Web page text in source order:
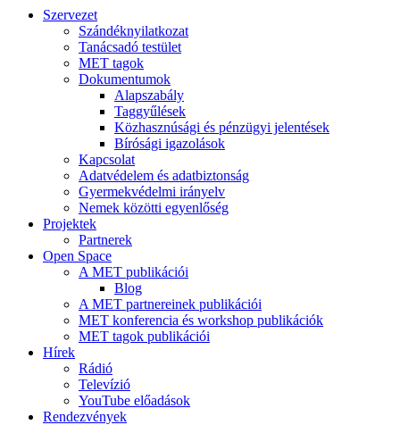
Szervezet
Szándéknyilatkozat
Tanácsadó testület
MET tagok
Dokumentumok
Alapszabály
Taggyűlések
Közhasznúsági és pénzügyi jelentések
Bírósági igazolások
Kapcsolat
Adatvédelem és adatbiztonság
Gyermekvédelmi irányelv
Nemek közötti egyenlőség
Projektek
Partnerek
Open Space
A MET publikációi
Blog
A MET partnereinek publikációi
MET konferencia és workshop publikációk
MET tagok publikációi
Hírek
Rádió
Televízió
YouTube előadások
Rendezvények